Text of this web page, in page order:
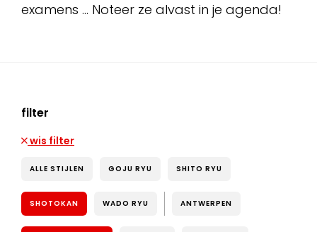
examens … Noteer ze alvast in je agenda!
filter
wis filter
ALLE STIJLEN GOJU RYU SHITO RYU
SHOTOKAN WADO RYU ANTWERPEN